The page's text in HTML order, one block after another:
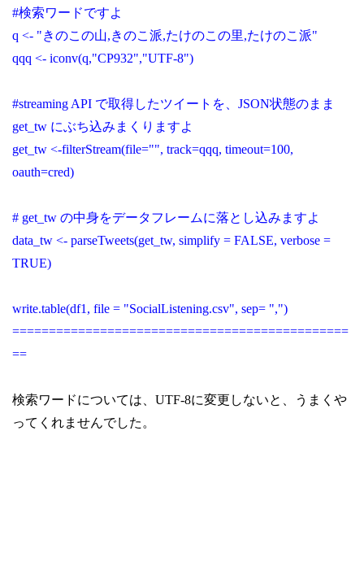
#検索ワードですよ
q <- "きのこの山,きのこ派,たけのこの里,たけのこ派"
qqq <- iconv(q,"CP932","UTF-8")
#streaming API で取得したツイートを、JSON状態のまま
get_tw にぶち込みまくりますよ
get_tw <-filterStream(file="", track=qqq, timeout=100,
oauth=cred)
# get_tw の中身をデータフレームに落とし込みますよ
data_tw <- parseTweets(get_tw, simplify = FALSE, verbose =
TRUE)
write.table(df1, file = "SocialListening.csv", sep= ",")
==============================================
==
検索ワードについては、UTF-8に変更しないと、うまくや
ってくれませんでした。